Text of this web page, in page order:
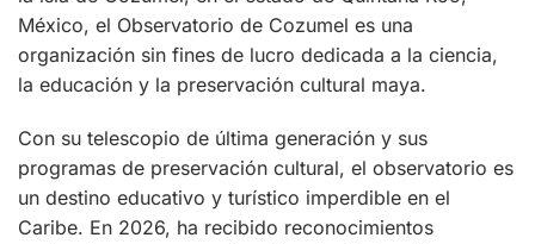
México, el Observatorio de Cozumel es una
organización sin fines de lucro dedicada a la ciencia,
la educación y la preservación cultural maya.
Con su telescopio de última generación y sus
programas de preservación cultural, el observatorio es
un destino educativo y turístico imperdible en el
Caribe. En 2026, ha recibido reconocimientos